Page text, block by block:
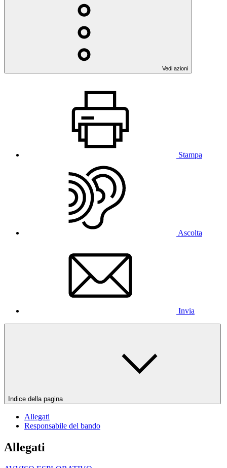
Vedi azioni
Stampa
Ascolta
Invia
Indice della pagina
Allegati
Responsabile del bando
Allegati